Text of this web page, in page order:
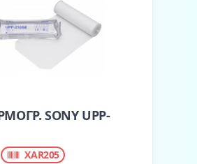
SONY UPP-
XAR205